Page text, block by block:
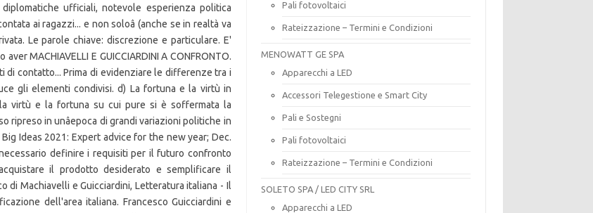
Pali fotovoltaici
Rateizzazione – Termini e Condizioni
MENOWATT GE SPA
Apparecchi a LED
Accessori Telegestione e Smart City
Pali e Sostegni
Pali fotovoltaici
Rateizzazione – Termini e Condizioni
SOLETO SPA / LED CITY SRL
Apparecchi a LED